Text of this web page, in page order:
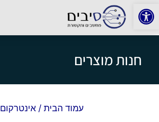
פתח סרגל נגישות
חנות מוצרים
עמוד הבית / אינטרקום